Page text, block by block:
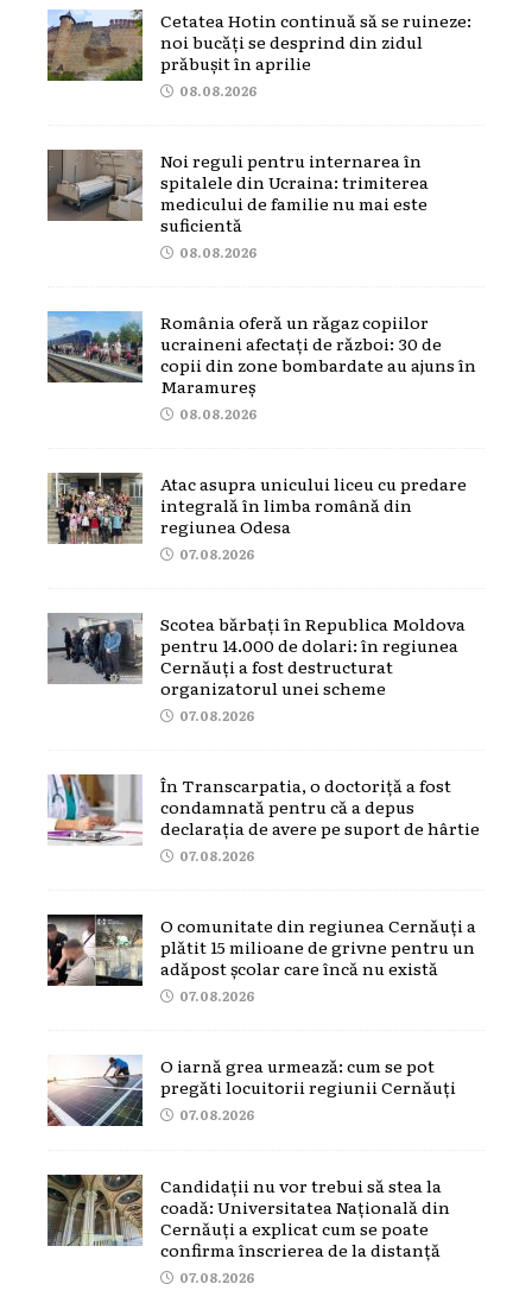
Cetatea Hotin continuă să se ruineze:
noi bucăți se desprind din zidul
prăbușit în aprilie
08.08.2026
Noi reguli pentru internarea în
spitalele din Ucraina: trimiterea
medicului de familie nu mai este
suficientă
08.08.2026
România oferă un răgaz copiilor
ucraineni afectați de război: 30 de
copii din zone bombardate au ajuns în
Maramureș
08.08.2026
Atac asupra unicului liceu cu predare
integrală în limba română din
regiunea Odesa
07.08.2026
Scotea bărbați în Republica Moldova
pentru 14.000 de dolari: în regiunea
Cernăuți a fost destructurat
organizatorul unei scheme
07.08.2026
În Transcarpatia, o doctoriță a fost
condamnată pentru că a depus
declarația de avere pe suport de hârtie
07.08.2026
O comunitate din regiunea Cernăuți a
plătit 15 milioane de grivne pentru un
adăpost școlar care încă nu există
07.08.2026
O iarnă grea urmează: cum se pot
pregăti locuitorii regiunii Cernăuți
07.08.2026
Candidații nu vor trebui să stea la
coadă: Universitatea Națională din
Cernăuți a explicat cum se poate
confirma înscrierea de la distanță
07.08.2026